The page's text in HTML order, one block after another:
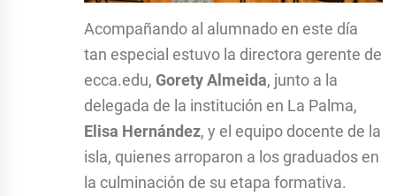
Acompañando al alumnado en este día
tan especial estuvo la directora gerente de
ecca.edu, Gorety Almeida, junto a la
delegada de la institución en La Palma,
Elisa Hernández, y el equipo docente de la
isla, quienes arroparon a los graduados en
la culminación de su etapa formativa.